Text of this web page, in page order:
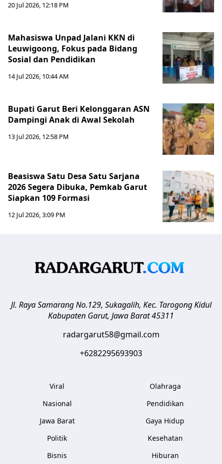
20 Jul 2026, 12:18 PM
Mahasiswa Unpad Jalani KKN di
Leuwigoong, Fokus pada Bidang
Sosial dan Pendidikan
14 Jul 2026, 10:44 AM
Bupati Garut Beri Kelonggaran ASN
Dampingi Anak di Awal Sekolah
13 Jul 2026, 12:58 PM
Beasiswa Satu Desa Satu Sarjana
2026 Segera Dibuka, Pemkab Garut
Siapkan 109 Formasi
12 Jul 2026, 3:09 PM
Jl. Raya Samarang No.129, Sukagalih, Kec. Tarogong Kidul
Kabupaten Garut, Jawa Barat45311
radargarut58@gmail.com
+6282295693903
Viral
Nasional
Jawa Barat
Politik
Bisnis
Olahraga
Pendidikan
Gaya Hidup
Kesehatan
Hiburan